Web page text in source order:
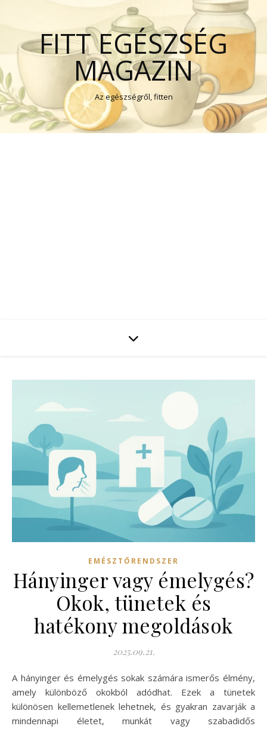
FITT EGÉSZSÉG
MAGAZIN
Az egészségről, fitten
EMÉSZTŐRENDSZER
Hányinger vagy émelygés?
Okok, tünetek és
hatékony megoldások
2025.09.21.
A hányinger és émelygés sokak számára ismerős élmény,
amely különböző okokból adódhat. Ezek a tünetek
különösen kellemetlenek lehetnek, és gyakran zavarják a
mindennapi életet, munkát vagy szabadidős